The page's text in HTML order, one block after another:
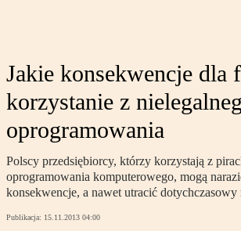
Jakie konsekwencje dla
korzystanie z
oprogramowania
Polscy przedsiębiorcy, którzy korzystają z
oprogramowania komputerowego, mogą
konsekwencje, a nawet utracić
Publikacja: 15.11.2013 04:00